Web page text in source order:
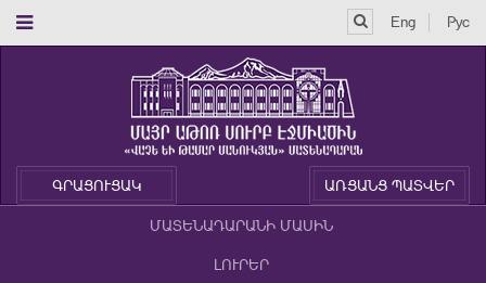
Eng Рус
ԳՐԱՑՈՒՑԱԿ ԱՌՑԱՆՑ ՊԱՏՎԵՐ
ՄԱՏԵՆԱԴԱՐԱՆԻ ՄԱՍԻՆ
ԼՈՒՐԵՐ